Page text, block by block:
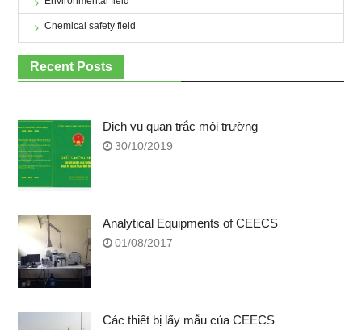
Chemical safety field
Recent Posts
Dịch vụ quan trắc môi trường
30/10/2019
Analytical Equipments of CEECS
01/08/2017
Các thiết bị lấy mẫu của CEECS